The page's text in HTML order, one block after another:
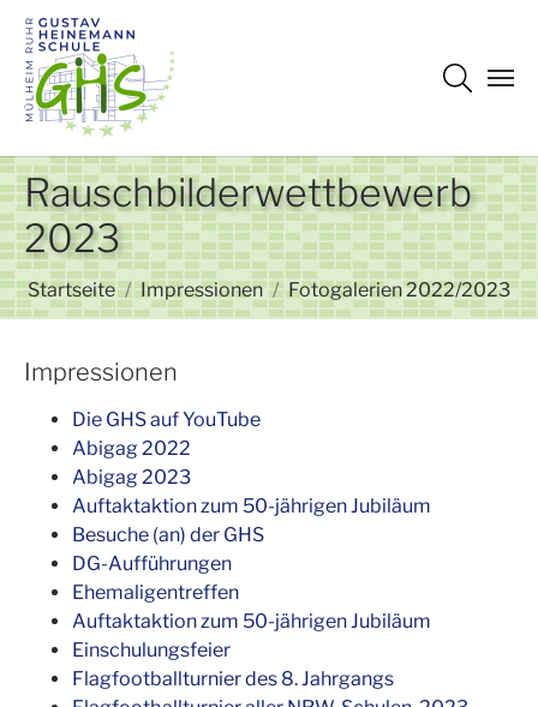
Zum Hauptinhalt springen
Rauschbilderwettbewerb
2023
Sie sind hier:
Startseite Impressionen Fotogalerien 2022/2023
Impressionen
Die GHS auf YouTube
Abigag 2022
Abigag 2023
Auftaktaktion zum 50-jährigen Jubiläum
Besuche (an) der GHS
DG-Aufführungen
Ehemaligentreffen
Auftaktaktion zum 50-jährigen Jubiläum
Einschulungsfeier
Flagfootballturnier des 8. Jahrgangs